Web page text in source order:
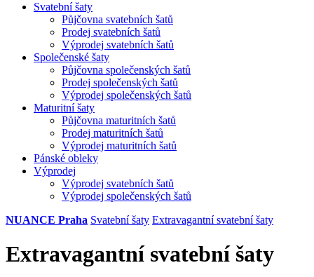
Svatební šaty
Půjčovna svatebních šatů
Prodej svatebních šatů
Výprodej svatebních šatů
Společenské šaty
Půjčovna společenských šatů
Prodej společenských šatů
Výprodej společenských šatů
Maturitní šaty
Půjčovna maturitních šatů
Prodej maturitních šatů
Výprodej maturitních šatů
Pánské obleky
Výprodej
Výprodej svatebních šatů
Výprodej společenských šatů
NUANCE Praha Svatební šaty Extravagantní svatební šaty
Extravagantní svatební šaty